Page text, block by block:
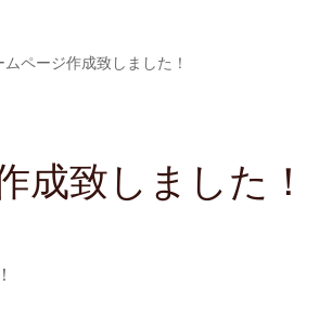
ムページ作成致しました！
成致しました！